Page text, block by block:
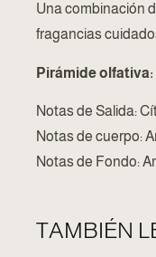
Una combinación
fragancias
Pirámide olfativa:
Notas de Salida:
Notas de cuerpo:
Notas de Fondo:
TAMBIÉN